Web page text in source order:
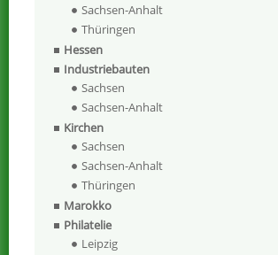
Sachsen-Anhalt
Thüringen
Hessen
Industriebauten
Sachsen
Sachsen-Anhalt
Kirchen
Sachsen
Sachsen-Anhalt
Thüringen
Marokko
Philatelie
Leipzig